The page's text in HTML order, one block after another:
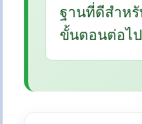
ฐานที่ดีสำห
ขั้นตอนต่อไป